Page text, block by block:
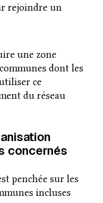
rejoindre un
une zone
dont les
ce
du réseau
concernés
penchée sur les
incluses